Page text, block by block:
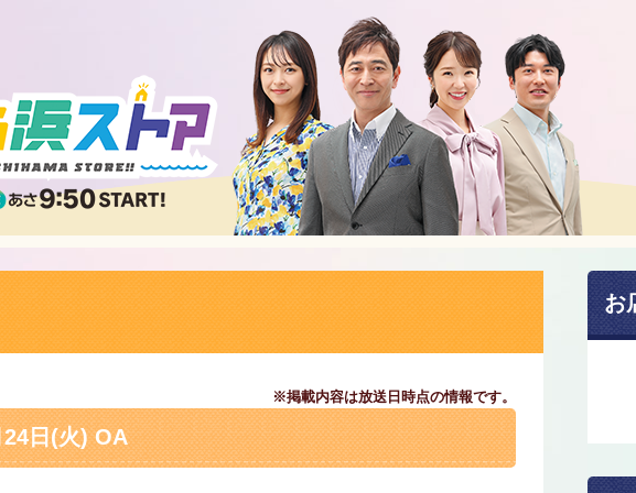
※掲載内容は放送日時点の情報です。
日(火) OA
お